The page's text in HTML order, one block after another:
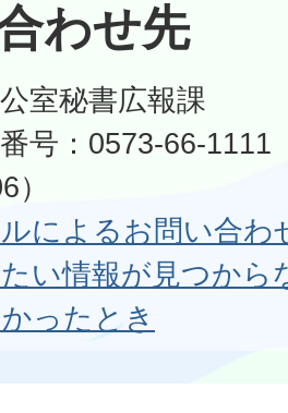
わせ先
室秘書広報課
号：0573-66-1111
）
によるお問い合わ
い情報が見つから
ったとき